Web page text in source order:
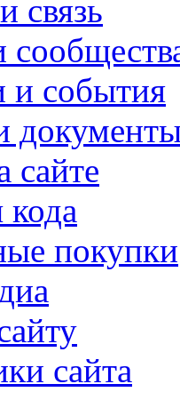
связь
и события
сайте
кода
покупки
сайта